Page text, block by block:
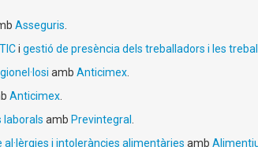
Asseguris
i gestió de presència dels treballadors i les
amb Anticimex
Anticimex
laborals amb Previntegral
i intoleràncies alimentàries amb